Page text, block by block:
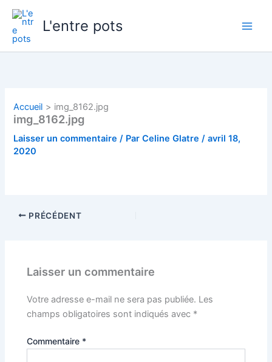
Aller
contenu
L'entre pots
Accueil img_8162.jpg
img_8162.jpg
Laisser un commentaire / ParCeline Glatre/avril 18,
2020
PRÉCÉDENT
Laisser un commentaire
Votre adresse e-mail ne sera pas publiée. Les
champs obligatoires sont indiqués avec *
Commentaire *